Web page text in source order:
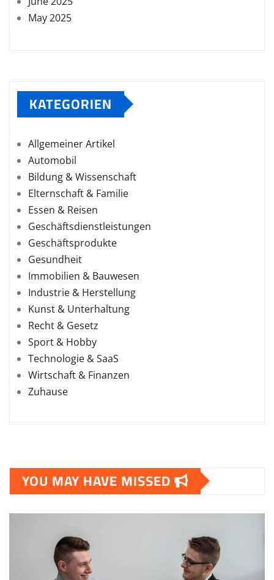
May 2025
KATEGORIEN
Allgemeiner Artikel
Automobil
Bildung & Wissenschaft
Elternschaft & Familie
Essen & Reisen
Geschäftsdienstleistungen
Geschäftsprodukte
Gesundheit
Immobilien & Bauwesen
Industrie & Herstellung
Kunst & Unterhaltung
Recht & Gesetz
Sport & Hobby
Technologie & SaaS
Wirtschaft & Finanzen
Zuhause
YOU MAY HAVE MISSED